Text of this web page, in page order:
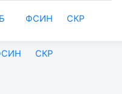
ФСИН СКР
СКР